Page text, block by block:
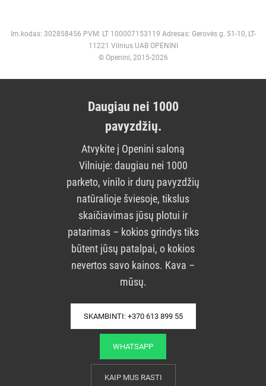
Im.kodas: 302858456 PVM: LT 100007153119 Adresas: Gerovės g. 51-10, LT-
11221 Vilnius UAB OPENINI
© Openini, 2015-2026
Daugiau nei 1000
pavyzdžių.
Atvykite į Openini saloną
Vilniuje: daugiau nei 1000
parketo, vinilo ir durų pavyzdžių
natūralioje šviesoje, tikslus
skaičiavimas jūsų plotui ir
patarimas – kokios grindys tiks
būtent jūsų patalpai, o kokios
nevertos savo kainos. Kava –
mūsų.
SKAMBINTI: +370 613 899 55
WHATSAPP
KAIP MUS RASTI